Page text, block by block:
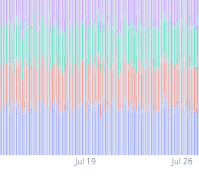
Jul 19 Jul 26